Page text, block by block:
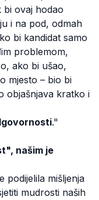
bi ovaj hodao
i na pod, odmah
bi kandidat samo
problemom,
ako bi ušao,
mjesto – bio bi
objašnjava kratko i
."
našim je
podijelila mišljenja
mudrosti naših